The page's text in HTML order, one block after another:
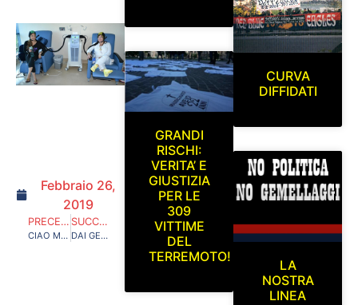
Febbraio 26,
2019
PRECEDENTE
CIAO MARCO,OVUNQUE TU SIA CONTINUA A TIFARE LA TUA SPAL!
SUCCESSIVO
DAI GENITORI E GLI AMICI DI MORENA ED EMANUELE
GRANDI
RISCHI:
VERITA’ E
GIUSTIZIA
PER LE
309
VITTIME
DEL
TERREMOTO!
CURVA
DIFFIDATI
LA
NOSTRA
LINEA